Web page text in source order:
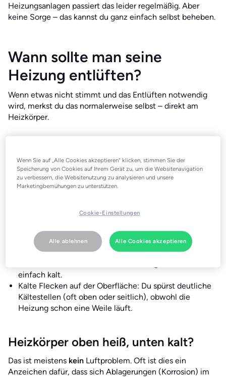
Heizungsanlagen passiert das leider regelmäßig. Aber
keine Sorge – das kannst du ganz einfach selbst beheben.
Wann sollte man seine
Heizung entlüften?
Wenn etwas nicht stimmt und das Entlüften notwendig
wird, merkst du das normalerweise selbst – direkt am
Heizkörper.
Entlüftung
Oben kalt, unten warm: Das häufigste Anzeichen, dass
Gluckern, Blubbern, Klopfen: Wenn die Heizung läuft
und du solche Geräusche hören kannst, ist Luft im
Umlauf.
Ein Heizkörper hinkt hinterher: Alle anderen Heizkörper
einfach kalt.
Kalte Flecken auf der Oberfläche: Du spürst deutliche
Kältestellen (oft oben oder seitlich), obwohl die
Heizung schon eine Weile läuft.
Heizkörper oben heiß, unten kalt?
Das ist meistens kein Luftproblem. Oft ist dies ein
Anzeichen dafür, dass sich Ablagerungen (Korrosion) im
Wenn Sie auf „Alle Cookies akzeptieren“ klicken, stimmen Sie der
Speicherung von Cookies auf Ihrem Gerät zu, um die Websitenavigation
zu verbessern, die Websitenutzung zu analysieren und unsere
Marketingbemühungen zu unterstützen.
Cookie-Einstellungen
Alle ablehnen Alle Cookies akzeptieren